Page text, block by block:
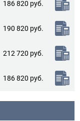
186 820 руб.
190 820 руб.
212 720 руб.
186 820 руб.